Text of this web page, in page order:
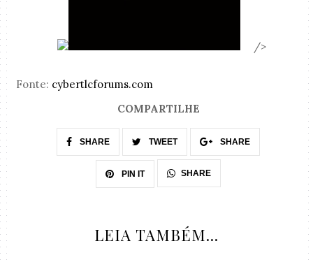
/>
Fonte: cybertlcforums.com
COMPARTILHE
SHARE TWEET SHARE
PIN IT SHARE
LEIA TAMBÉM...